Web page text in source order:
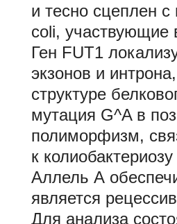
и тесно сцеплен
coli, участвующие
Ген FUT1
экзонов и
структуре
мутация G^A в
полиморфизм,
к
Аллель А
является
Для анализа